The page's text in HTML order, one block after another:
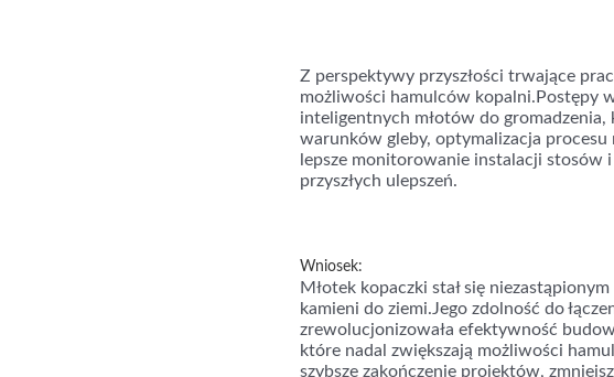
Z perspektywy przyszłości trwające
możliwości hamulców kopalni.Postępy
inteligentnych młotów do
warunków gleby, optymalizacja
lepsze monitorowanie instalacji stosów
przyszłych ulepszeń.
Wniosek:
Młotek kopaczki stał się
kamieni do ziemi.Jego zdolność do
zrewolucjonizowała efektywność
które nadal zwiększają możliwości
szybsze zakończenie projektów,